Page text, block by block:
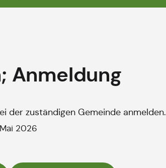
Anmeldung
der zuständigen Gemeinde anmelden.
2026